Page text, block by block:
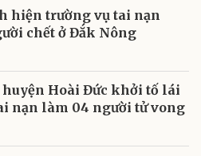
hiện trường vụ tai nạn
chết ở Đắk Nông
huyện Hoài Đức khởi tố lái
nạn làm 04 người tử vong